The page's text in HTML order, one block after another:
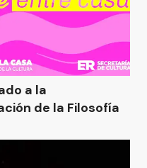
a la
de la Filosofía